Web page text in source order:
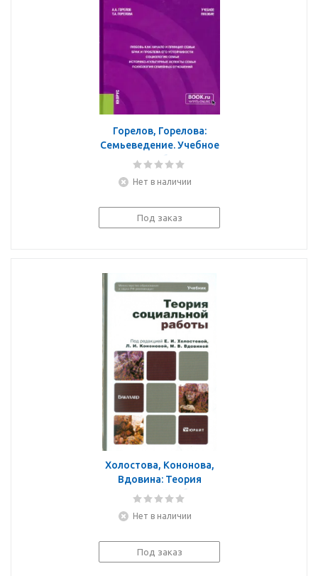
Горелов, Горелова:
Семьеведение. Учебное
пособие
Нет в наличии
Под заказ
Холостова, Кононова,
Вдовина: Теория
социальной работы.
бакалавров
Нет в наличии
Под заказ